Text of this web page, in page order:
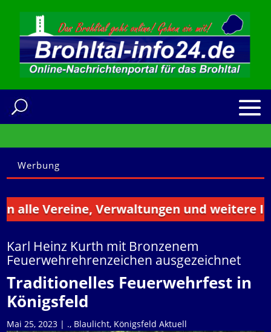
Werbung
Vereine, Verwaltungen und weitere
Karl Heinz Kurth mit Bronzenem
Feuerwehrehrenzeichen ausgezeichnet
Traditionelles Feuerwehrfest in
Königsfeld
Mai 25, 2023 | ., Blaulicht, Königsfeld Aktuell